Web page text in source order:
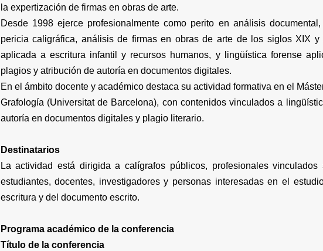
la expertización de firmas en obras de arte.
Desde 1998 ejerce profesionalmente como perito en análisis
pericia caligráfica, análisis de firmas en obras de arte de los siglos XIX y
aplicada a escritura infantil y recursos humanos, y lingüística forense
plagios y atribución de autoría en documentos digitales.
En el ámbito docente y académico destaca su actividad formativa en el
Grafología (Universitat de Barcelona), con contenidos vinculados a
autoría en documentos digitales y plagio literario.
Destinatarios
La actividad está dirigida a calígrafos públicos, profesionales vinculados
estudiantes, docentes, investigadores y personas interesadas en el
escritura y del documento escrito.
Programa académico de la conferencia
Título de la conferencia